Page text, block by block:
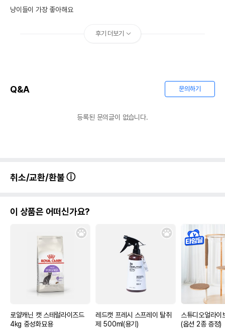
유통기한
냥이들이 가장 좋아해요
후기 더보기
Q&A 문의하기
등록된 문의글이 없습니다.
취소/교환/환불
이 상품은 어떠신가요?
로얄캐닌 캣 스테럴라이즈드
4kg 중성화묘용
레드캣 프레시 스프레이 탈취
제 500ml(용기)
스튜디오얼라이
(옵션 2종 증정)